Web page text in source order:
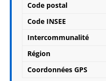
Code postal
Code INSEE
Intercommunalité
Région
Coordonnées GPS